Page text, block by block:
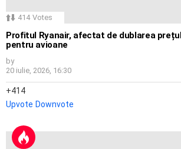
414 Votes
Profitul Ryanair, afectat de dublarea
pentru avioane
by
20 iulie, 2026, 16:30
414
Upvote Downvote